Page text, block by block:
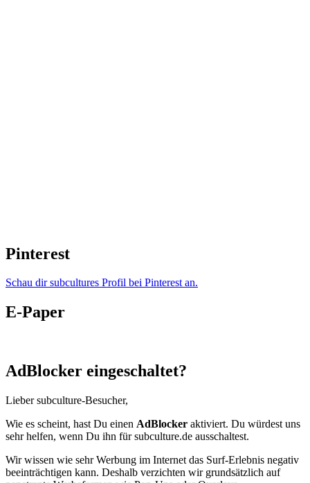
Pinterest
Schau dir subcultures Profil bei Pinterest an.
E-Paper
AdBlocker eingeschaltet?
Lieber subculture-Besucher,
Wie es scheint, hast Du einen AdBlocker aktiviert. Du würdest uns
sehr helfen, wenn Du ihn für subculture.de ausschaltest.
Wir wissen wie sehr Werbung im Internet das Surf-Erlebnis negativ
beeinträchtigen kann. Deshalb verzichten wir grundsätzlich auf